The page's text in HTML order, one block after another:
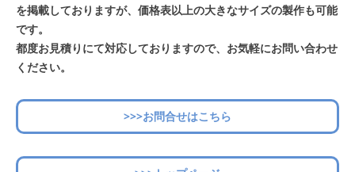
を掲載しておりますが、価格表以上の大きなサイズの製作も可能
です。
都度お見積りにて対応しておりますので、お気軽にお問い合わせ
ください。
>>>お問合せはこちら